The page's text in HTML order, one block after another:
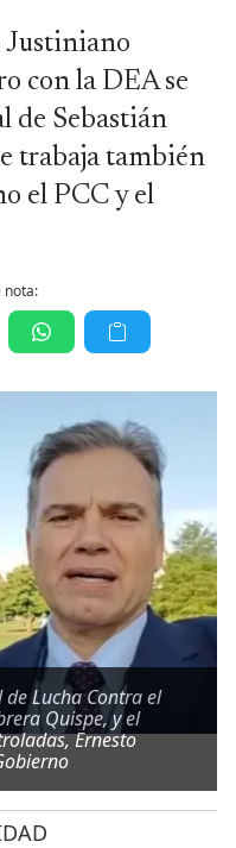
con la DEA se
de Sebastián
trabaja también
el PCC y el
nota:
de Lucha Contra el
Quispe, y el
Ernesto